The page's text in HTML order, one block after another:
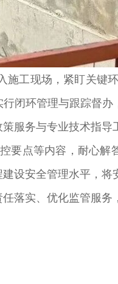
工现场，紧盯关键
闭环管理与跟踪督办
务与专业技术指导
点等内容，耐心解
设安全管理水平，将
实、优化监管服务